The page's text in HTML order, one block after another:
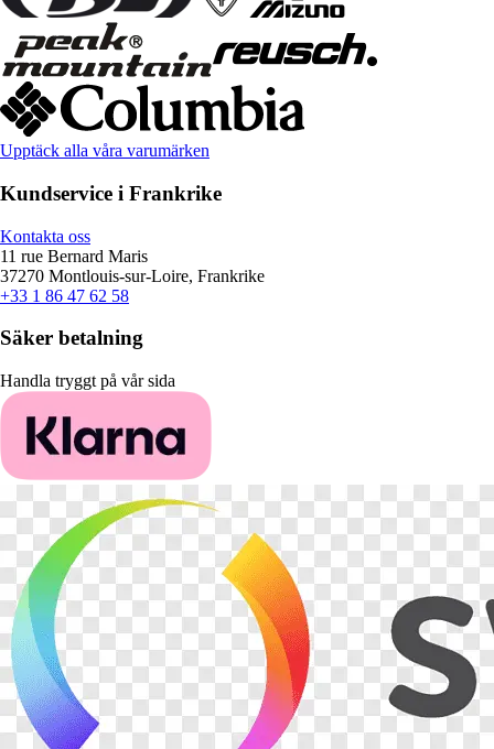
Upptäck alla våra varumärken
Kundservice i Frankrike
Kontakta oss
11 rue Bernard Maris
37270 Montlouis-sur-Loire, Frankrike
+33 1 86 47 62 58
Säker betalning
Handla tryggt på vår sida